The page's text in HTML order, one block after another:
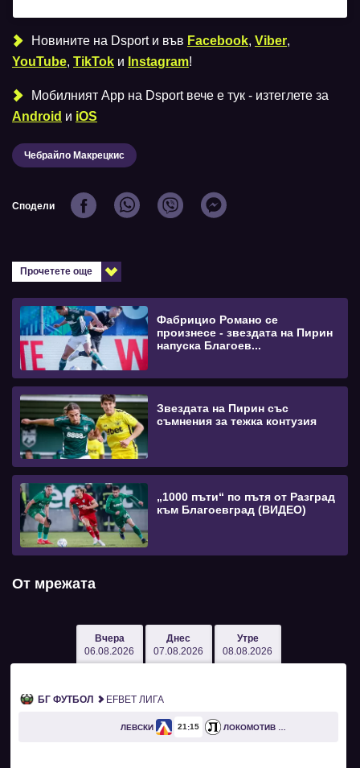
Новините на Dsport и във Facebook, Viber,
YouTube, TikTok и Instagram!
Мобилният Аpp на Dsport вече е тук - изтеглете за
Android и iOS
Чебрайло Макрецкис
Сподели
Прочетете още
Фабрицио Романо се
произнесе - звездата на Пирин
напуска Благоев...
Звездата на Пирин със
съмнения за тежка контузия
„1000 пъти“ по пътя от Разград
към Благоевград (ВИДЕО)
От мрежата
Вчера
06.08.2026
Днес
07.08.2026
Утре
08.08.2026
БГ ФУТБОЛ EFBET ЛИГА
ЛЕВСКИ 21 15 ЛОКОМОТИВ ПЛОВДИВ